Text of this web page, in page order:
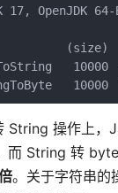
17, OpenJDK
(size)
String 操作上，
而 String 转
。关于字符串的